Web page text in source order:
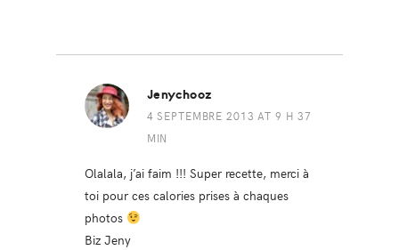
Jenychooz
4 SEPTEMBRE 2013 AT 9 H 37
MIN
Olalala, j’ai faim !!! Super recette, merci à
toi pour ces calories prises à chaques
photos
Biz Jeny